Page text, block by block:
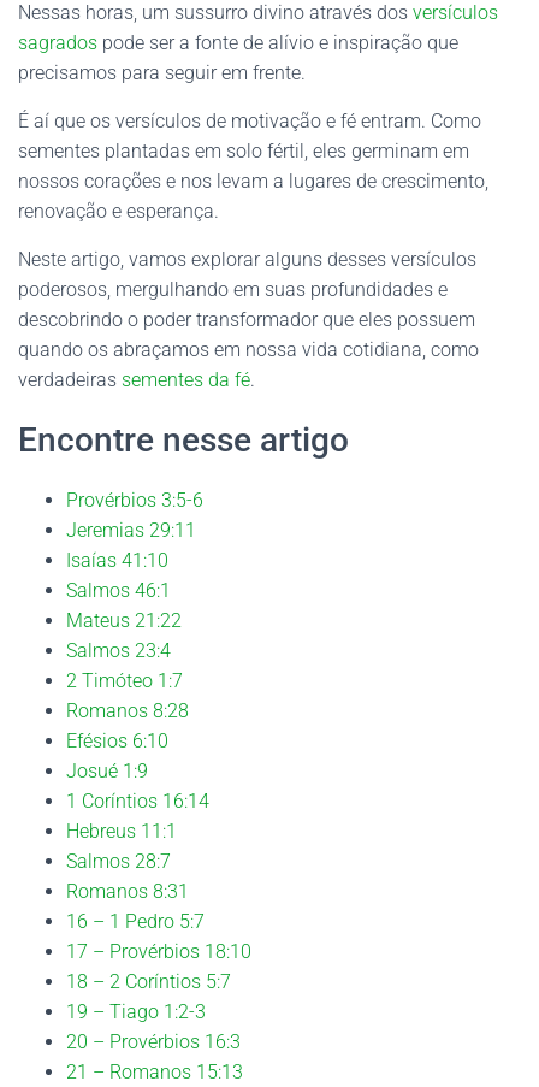
Nessas horas, um sussurro divino através dos versículos
sagrados pode ser a fonte de alívio e inspiração que
precisamos para seguir em frente.
É aí que os versículos de motivação e fé entram. Como
sementes plantadas em solo fértil, eles germinam em
nossos corações e nos levam a lugares de crescimento,
renovação e esperança.
Neste artigo, vamos explorar alguns desses versículos
poderosos, mergulhando em suas profundidades e
descobrindo o poder transformador que eles possuem
quando os abraçamos em nossa vida cotidiana, como
verdadeiras sementes da fé.
Encontre nesse artigo
Provérbios 3:5-6
Jeremias 29:11
Isaías 41:10
Salmos 46:1
Mateus 21:22
Salmos 23:4
2 Timóteo 1:7
Romanos 8:28
Efésios 6:10
Josué 1:9
1 Coríntios 16:14
Hebreus 11:1
Salmos 28:7
Romanos 8:31
16 – 1 Pedro 5:7
17 – Provérbios 18:10
18 – 2 Coríntios 5:7
19 – Tiago 1:2-3
20 – Provérbios 16:3
21 – Romanos 15:13